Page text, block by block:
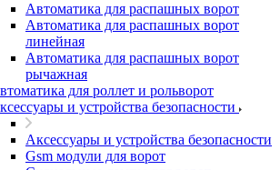
Автоматика для распашных ворот
Автоматика для распашных ворот
линейная
Автоматика для распашных ворот
рычажная
для роллет и рольворот
и устройства безопасности
Аксессуары и устройства безопасности
Gsm модули для ворот